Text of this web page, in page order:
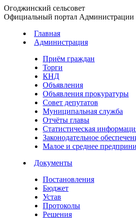
Огоджинский сельсовет
Официальный портал Администрации
Главная
Администрация
Приём граждан
Торги
КНД
Объявления
Объявления прокуратуры
Совет депутатов
Муниципальная служба
Отчёты главы
Статистическая
Законодательное
Малое и среднее
Документы
Постановления
Бюджет
Устав
Протоколы
Решения